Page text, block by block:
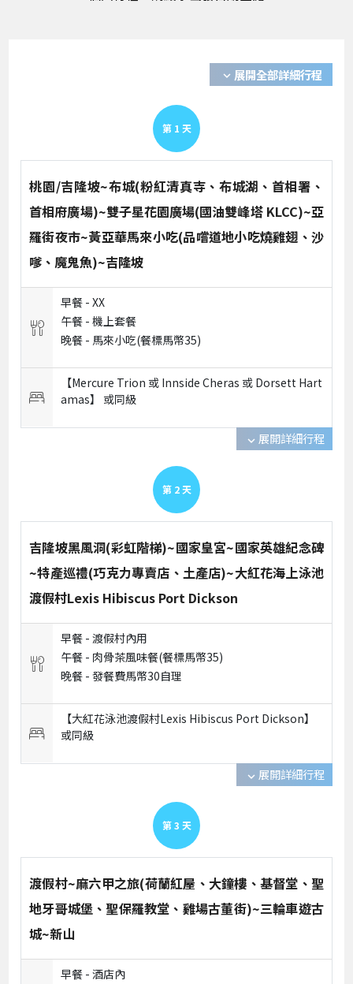
expand_more 展開全部詳細行程
第 1 天
桃園/吉隆坡~布城(粉紅清真寺、布城湖、首相署、
首相府廣場)~雙子星花園廣場(國油雙峰塔 KLCC)~亞
羅街夜市~黃亞華馬來小吃(品嚐道地小吃燒雞翅、沙
嗲、魔鬼魚)~吉隆坡
早餐 -XX
午餐 -機上套餐
晚餐 - 馬來小吃(餐標馬幣35)
【Mercure Trion 或 Innside Cheras 或 Dorsett Hart
amas】 或同級
expand_more 展開詳細行程
第 2 天
吉隆坡黑風洞(彩虹階梯)~國家皇宮~國家英雄紀念碑
~特產巡禮(巧克力專賣店、土產店)~大紅花海上泳池
渡假村Lexis Hibiscus Port Dickson
早餐 -渡假村內用
午餐 - 肉骨茶風味餐(餐標馬幣35)
晚餐 -發餐費馬幣30自理
【大紅花泳池渡假村Lexis Hibiscus Port Dickson】
或同級
expand_more 展開詳細行程
第 3 天
渡假村~麻六甲之旅(荷蘭紅屋、大鐘樓、基督堂、聖
地牙哥城堡、聖保羅教堂、雞場古董街)~三輪車遊古
城~新山
早餐 -酒店內